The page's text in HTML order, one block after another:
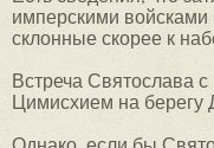
имперскими
склонные скорее к
Встреча Святослава
Цимисхием на берегу